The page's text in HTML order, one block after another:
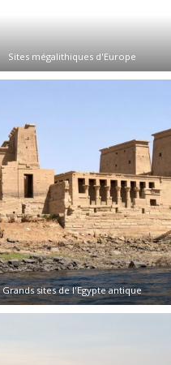
Sites mégalithiques d'Europe
Grands sites de l'Egypte antique